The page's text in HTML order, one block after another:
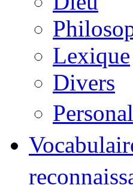
Lexique
Divers